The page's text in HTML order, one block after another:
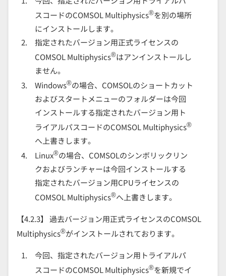
スコードのCOMSOL Multiphysics®を別の場所
にインストールします。
指定されたバージョン用正式ライセンスの
COMSOL Multiphysics®はアンインストールし
ません。
Windows®の場合、COMSOLのショートカット
およびスタートメニューのフォルダーは今回
インストールする指定されたバージョン用ト
ライアルパスコードのCOMSOL Multiphysics®
へ上書きします。
Linux®の場合、COMSOLのシンボリックリン
クおよびランチャーは今回インストールする
指定されたバージョン用CPUライセンスの
COMSOL Multiphysics®へ上書きします。
【4.2.3】 過去バージョン用正式ライセンスのCOMSOL
Multiphysics®がインストールされております。
今回、指定されたバージョン用トライアルパ
スコードのCOMSOL Multiphysics®を新規でイ